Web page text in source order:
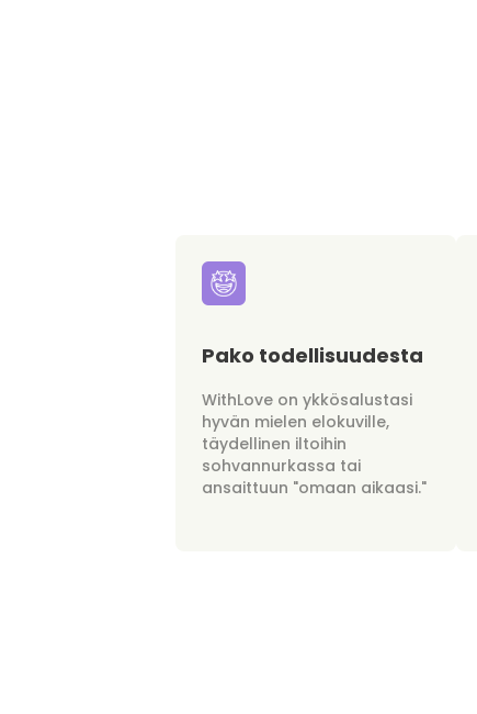
Pako todellisuudesta
WithLove on ykkösalustasi
hyvän mielen elokuville,
täydellinen iltoihin
sohvannurkassa tai
ansaittuun "omaan aikaasi."